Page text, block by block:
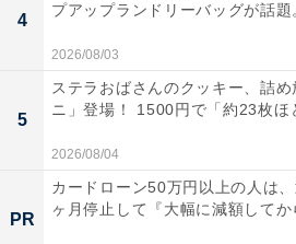
シリーズでそろえたい！ 豊富
「あたまするっと」シリーズには
彩なデザインがそろっています。
4
プアップランドリーバッグが話題
2026/08/03
5
ステラおばさんのクッキー、詰め
ニ」登場！ 1500円で「約23枚ほ
2026/08/04
PR
カードローン50万円以上の人は
ヶ月停止して『大幅に減額してか